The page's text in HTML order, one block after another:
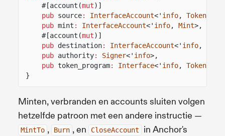
#[account(mut)]
pub source: InterfaceAccount<' info,
pub mint : InterfaceAccount<' info, Mint>,
#[account(mut)]
pub destination: InterfaceAccount<' info,
pub authority: Signer<' info>,
pub token_program: Interface<' info,
}
Minten, verbranden en accounts sluiten volgen
hetzelfde patroon met een andere instructie —
MintTo , Burn , en CloseAccount in Anchor's